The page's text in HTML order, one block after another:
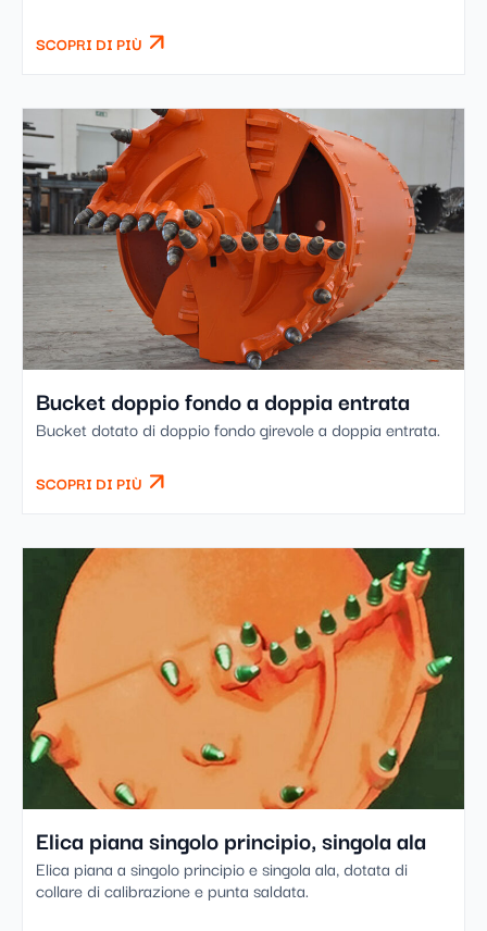
SCOPRI DI PIÙ
Bucket doppio fondo a doppia entrata
Bucket dotato di doppio fondo girevole a doppia entrata.
SCOPRI DI PIÙ
Elica piana singolo principio, singola ala
Elica piana a singolo principio e singola ala, dotata di
collare di calibrazione e punta saldata.